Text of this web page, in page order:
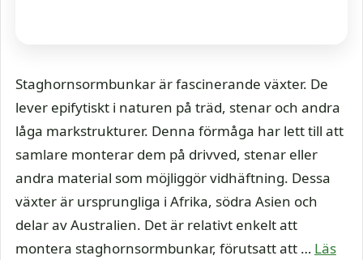
Staghornsormbunkar är fascinerande växter. De
lever epifytiskt i naturen på träd, stenar och andra
låga markstrukturer. Denna förmåga har lett till att
samlare monterar dem på drivved, stenar eller
andra material som möjliggör vidhäftning. Dessa
växter är ursprungliga i Afrika, södra Asien och
delar av Australien. Det är relativt enkelt att
montera staghornsormbunkar, förutsatt att … Läs